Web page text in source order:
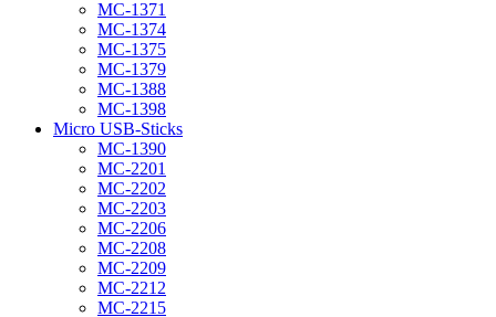
MC-1371
MC-1374
MC-1375
MC-1379
MC-1388
MC-1398
Micro USB-Sticks
MC-1390
MC-2201
MC-2202
MC-2203
MC-2206
MC-2208
MC-2209
MC-2212
MC-2215